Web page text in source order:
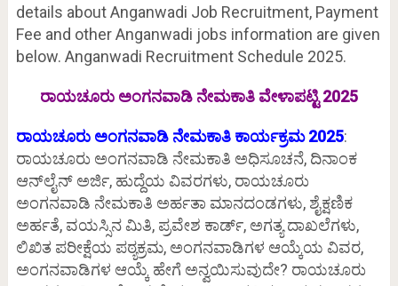
details about Anganwadi Job Recruitment, Payment
Fee and other Anganwadi jobs information are given
below. Anganwadi Recruitment Schedule 2025.
ರಾಯಚೂರು ಅಂಗನವಾಡಿ ನೇಮಕಾತಿ ವೇಳಾಪಟ್ಟಿ 2025
ರಾಯಚೂರು ಅಂಗನವಾಡಿ ನೇಮಕಾತಿ ಕಾರ್ಯಕ್ರಮ 2025:
ರಾಯಚೂರು ಅಂಗನವಾಡಿ ನೇಮಕಾತಿ ಅಧಿಸೂಚನೆ, ದಿನಾಂಕ
ಆನ್‌ಲೈನ್ ಅರ್ಜಿ, ಹುದ್ದೆಯ ವಿವರಗಳು, ರಾಯಚೂರು
ಅಂಗನವಾಡಿ ನೇಮಕಾತಿ ಅರ್ಹತಾ ಮಾನದಂಡಗಳು, ಶೈಕ್ಷಣಿಕ
ಅರ್ಹತೆ, ವಯಸ್ಸಿನ ಮಿತಿ, ಪ್ರವೇಶ ಕಾರ್ಡ್, ಅಗತ್ಯ ದಾಖಲೆಗಳು,
ಲಿಖಿತ ಪರೀಕ್ಷೆಯ ಪಠ್ಯಕ್ರಮ, ಅಂಗನವಾಡಿಗಳ ಆಯ್ಕೆಯ ವಿವರ,
ಅಂಗನವಾಡಿಗಳ ಆಯ್ಕೆ ಹೇಗೆ ಅನ್ವಯಿಸುವುದೇ? ರಾಯಚೂರು